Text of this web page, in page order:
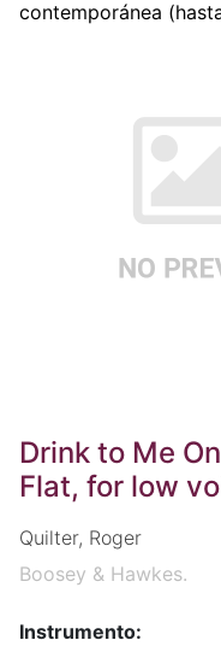
contemporánea
Drink to Me
Flat, for low
Quilter, Roger
Boosey & Hawkes.
Instrumento: